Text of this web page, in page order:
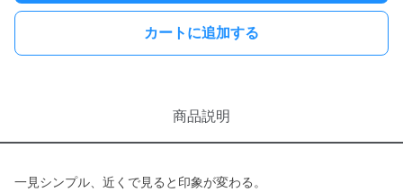
カートに追加する
商品説明
一見シンプル、近くで見ると印象が変わる。